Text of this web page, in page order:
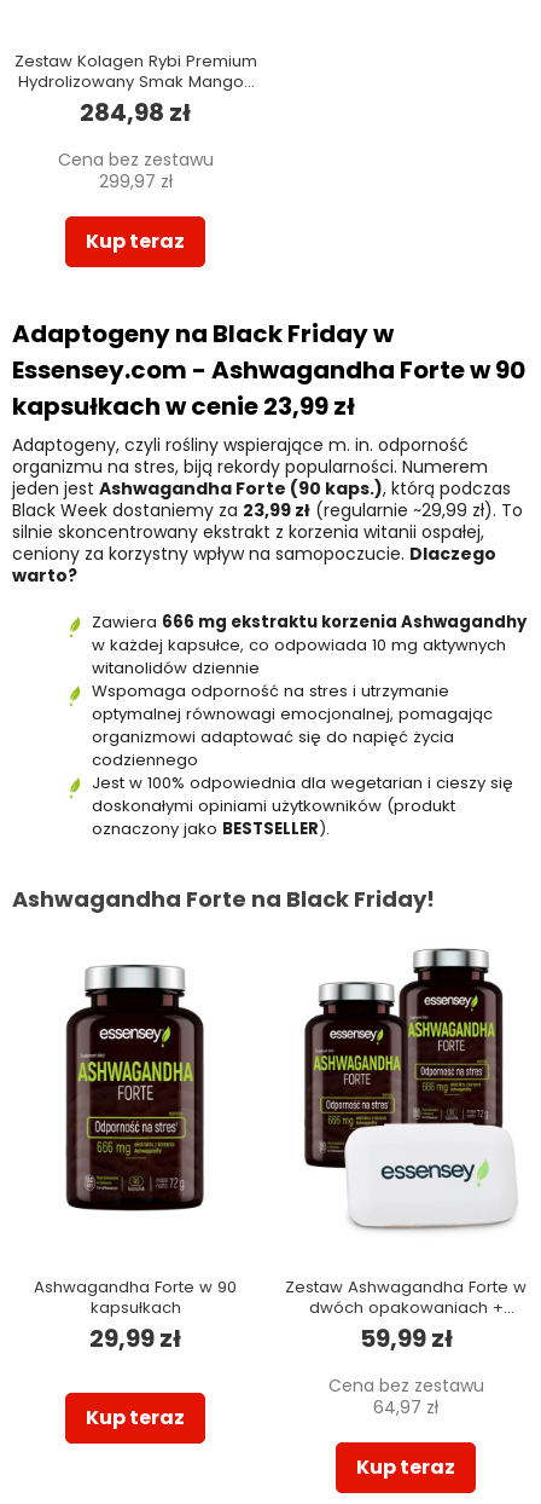
Zestaw Kolagen Rybi Premium
Hydrolizowany Smak Mango-
pomarańcza 10000 mg w
trzech opakowaniach
284,98 zł
Cena bez zestawu
299,97 zł
Kup teraz
Adaptogeny na Black Friday w
Essensey.com - Ashwagandha Forte w 90
kapsułkachw cenie23,99 zł
Adaptogeny, czyli rośliny wspierające m. in. odporność
organizmu na stres, biją rekordy popularności. Numerem
jeden jest Ashwagandha Forte (90 kaps.), którą podczas
Black Week dostaniemy za 23,99 zł (regularnie ~29,99 zł). To
silnie skoncentrowany ekstrakt z korzenia witanii ospałej,
ceniony za korzystny wpływ na samopoczucie. Dlaczego
warto?
Zawiera 666 mg ekstraktu korzenia Ashwagandhy
w każdej kapsułce, co odpowiada 10 mg aktywnych
witanolidów dziennie
Wspomaga odporność na stres i utrzymanie
optymalnej równowagi emocjonalnej, pomagając
organizmowi adaptować się do napięć życia
codziennego
Jest w 100% odpowiednia dla wegetarian i cieszy się
doskonałymi opiniami użytkowników (produkt
oznaczony jako BESTSELLER).
Ashwagandha Forte na Black Friday!
Ashwagandha Forte w 90
kapsułkach
29,99 zł
Kup teraz
Zestaw Ashwagandha Forte w
dwóch opakowaniach +
Pillbox
59,99 zł
Cena bez zestawu
64,97 zł
Kup teraz